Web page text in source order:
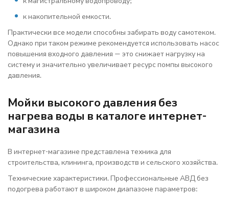
к накопительной емкости.
Практически все модели способны забирать воду самотеком.
Однако при таком режиме рекомендуется использовать насос
повышения входного давления — это снижает нагрузку на
систему и значительно увеличивает ресурс помпы высокого
давления.
Мойки высокого давления без
нагрева воды в каталоге интернет-
магазина
В интернет-магазине представлена техника для
строительства, клининга, производств и сельского хозяйства.
Технические характеристики. Профессиональные АВД без
подогрева работают в широком диапазоне параметров: